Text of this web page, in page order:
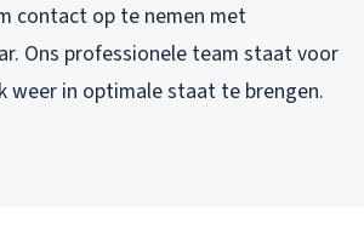
contact op te nemen met
Ons professionele team staat voor
weer in optimale staat te brengen.